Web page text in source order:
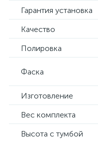
Гарантия установка
Качество
Полировка
Фаска
Изготовление
Вес комплекта
Высота с тумбой